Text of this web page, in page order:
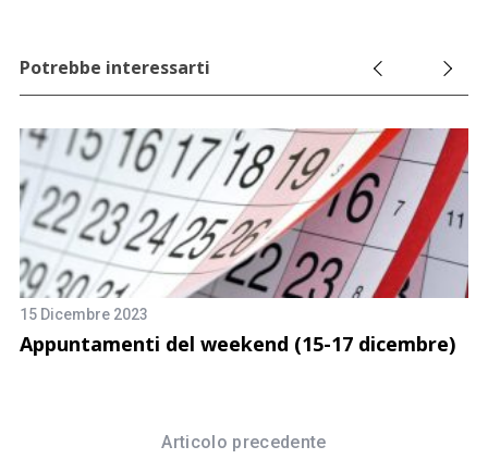
Potrebbe interessarti
15 Dicembre 2023
Appuntamenti del weekend (15-17 dicembre)
Articolo precedente